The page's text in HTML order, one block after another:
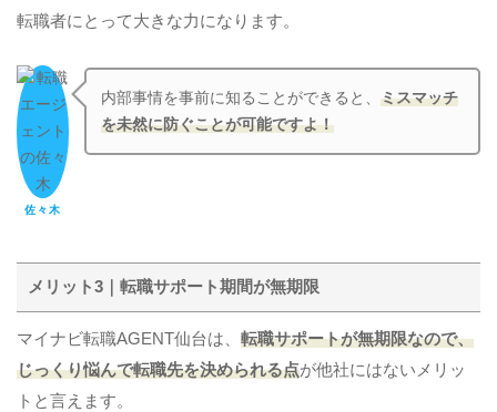
転職者にとって大きな力になります。
佐々木
内部事情を事前に知ることができると、ミスマッチ
を未然に防ぐことが可能ですよ！
メリット3｜転職サポート期間が無期限
マイナビ転職AGENT仙台は、 転職サポートが無期限なので、
じっくり悩んで転職先を決められる点が他社にはないメリッ
トと言えます。